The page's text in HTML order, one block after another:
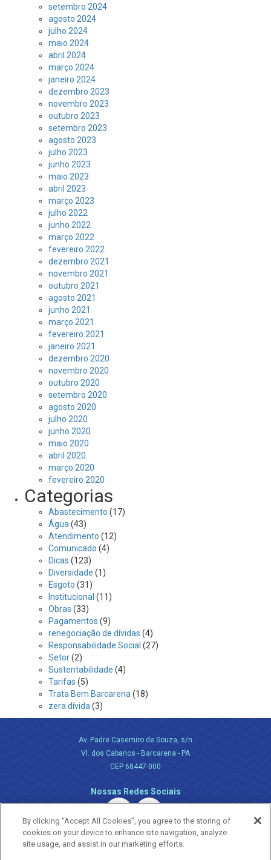
setembro 2024
agosto 2024
julho 2024
maio 2024
abril 2024
março 2024
janeiro 2024
dezembro 2023
novembro 2023
outubro 2023
setembro 2023
agosto 2023
julho 2023
junho 2023
maio 2023
abril 2023
março 2023
julho 2022
junho 2022
março 2022
fevereiro 2022
dezembro 2021
novembro 2021
outubro 2021
agosto 2021
junho 2021
março 2021
fevereiro 2021
janeiro 2021
dezembro 2020
novembro 2020
outubro 2020
setembro 2020
agosto 2020
julho 2020
junho 2020
maio 2020
abril 2020
março 2020
fevereiro 2020
Categorias
Abastecimento (17)
Água (43)
Atendimento (12)
Comunicado (4)
Dicas (123)
Diversidade (1)
Esgoto (31)
Institucional (11)
Obras (33)
Pagamentos (9)
renegociação de dívidas (4)
Responsabilidade Social (27)
Setor(2)
Sustentabilidade (4)
Tarifas (5)
Trata Bem Barcarena (18)
zera dívida (3)
Av. Padre Casemiro de Souza, s/n
Vl. dos Cabanos - Barcarena - PA
CEP 68447-000
Nossas Redes Sociais
By clicking “Accept All Cookies”, you agree to the storing of
cookies on your device to enhance site navigation, analyze
site usage, and assist in our marketing efforts.